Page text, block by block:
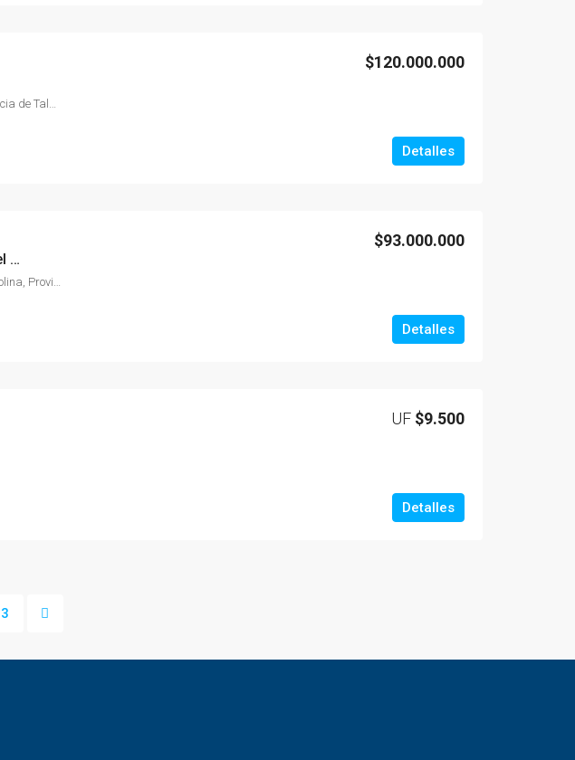
$120.000.000
2 Poniente, Villa Doña Antonia 4, Maule Norte, Maule, Provincia de Talca, Región del Maule, 3460000, Chile
Detalles
Casa en Altos de San Pedro, Molina región del Maule
$93.000.000
Avenida Pastor Armando Garrido, Villa Altos San Pedro, Molina, Provincia de Curicó, Región del Maule, Chile
Detalles
UF $9.500
Detalles
3